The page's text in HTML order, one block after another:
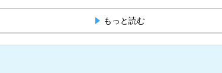
もっと読む